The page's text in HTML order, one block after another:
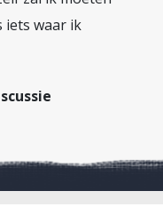
iets waar ik